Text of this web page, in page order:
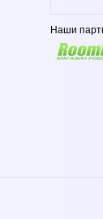
Наши